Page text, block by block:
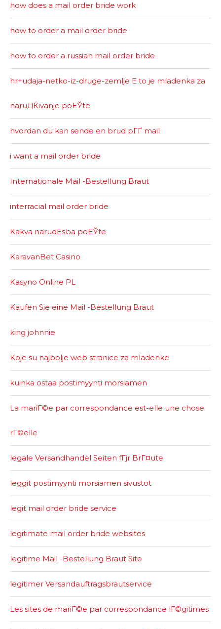
how does a mail order bride work
how to order a mail order bride
how to order a russian mail order bride
hr+udaja-netko-iz-druge-zemlje Е to je mladenka za
naruДЌivanje poЕЎte
hvordan du kan sende en brud pГҐ mail
i want a mail order bride
Internationale Mail -Bestellung Braut
interracial mail order bride
Kakva narudЕѕba poЕЎte
KaravanBet Casino
Kasyno Online PL
Kaufen Sie eine Mail -Bestellung Braut
king johnnie
Koje su najbolje web stranice za mladenke
kuinka ostaa postimyynti morsiamen
La mariГ©e par correspondance est-elle une chose
rГ©elle
legale Versandhandel Seiten fГјr BrГ¤ute
leggit postimyynti morsiamen sivustot
legit mail order bride service
legitimate mail order bride websites
legitime Mail -Bestellung Braut Site
legitimer Versandauftragsbrautservice
Les sites de mariГ©e par correspondance lГ©gitimes